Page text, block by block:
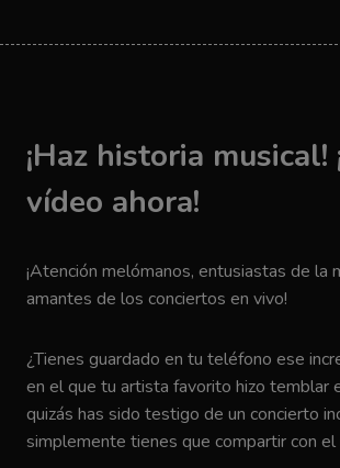
¡Haz historia musical!
vídeo ahora!
¡Atención melómanos, entusiastas de la
amantes de los conciertos en vivo!
¿Tienes guardado en tu teléfono ese
en el que tu artista favorito hizo temblar
quizás has sido testigo de un concierto
simplemente tienes que compartir con el